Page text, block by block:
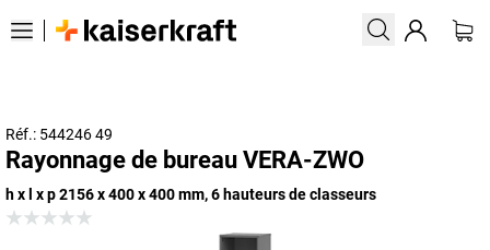
Réf.: 544246 49
Rayonnage de bureau VERA-ZWO
h x l x p 2156 x 400 x 400 mm, 6 hauteurs de classeurs